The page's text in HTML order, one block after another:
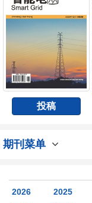
投稿
期刊菜单
2026 2025